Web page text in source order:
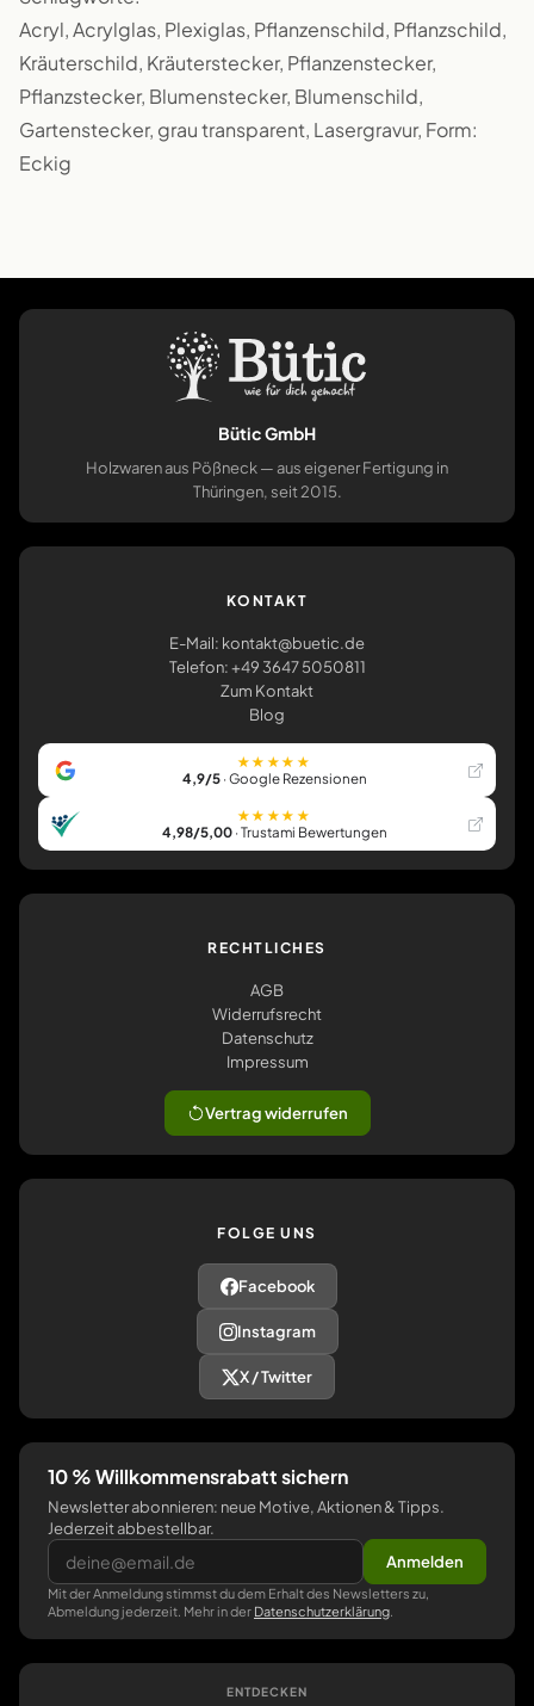
Acryl, Acrylglas, Plexiglas, Pflanzenschild, Pflanzschild,
Kräuterschild, Kräuterstecker, Pflanzenstecker,
Pflanzstecker, Blumenstecker, Blumenschild,
Gartenstecker, grau transparent, Lasergravur, Form:
Eckig
Bütic GmbH
Holzwaren aus Pößneck — aus eigener Fertigung in
Thüringen, seit 2015.
KONTAKT
E-Mail: kontakt@buetic.de
Telefon: +49 3647 5050811
Zum Kontakt
Blog
★★★★★
4,9/5· Google Rezensionen
★★★★★
4,98/5,00· Trustami Bewertungen
RECHTLICHES
AGB
Widerrufsrecht
Datenschutz
Impressum
Vertrag widerrufen
FOLGE UNS
Facebook
Instagram
X / Twitter
10 % Willkommensrabatt sichern
Newsletter abonnieren: neue Motive, Aktionen & Tipps.
Jederzeit abbestellbar.
Anmelden
Mit der Anmeldung stimmst du dem Erhalt des Newsletters zu,
Abmeldung jederzeit. Mehr in der Datenschutzerklärung
ENTDECKEN